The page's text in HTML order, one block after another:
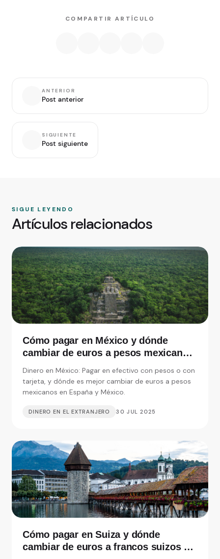
COMPARTIR ARTÍCULO
ANTERIOR
Post anterior
SIGUIENTE
Post siguiente
SIGUE LEYENDO
Artículos relacionados
Cómo pagar en México y dónde
cambiar de euros a pesos mexicanos
Dinero en México: Pagar en efectivo con pesos o con
tarjeta, y dónde es mejor cambiar de euros a pesos
mexicanos en España y México.
DINERO EN EL EXTRANJERO 30 JUL 2025
Cómo pagar en Suiza y dónde
cambiar de euros a francos suizos en